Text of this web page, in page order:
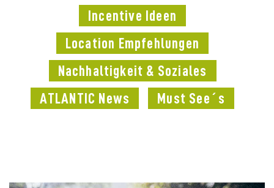
Incentive Ideen
Location Empfehlungen
Nachhaltigkeit & Soziales
ATLANTIC News
Must See´s